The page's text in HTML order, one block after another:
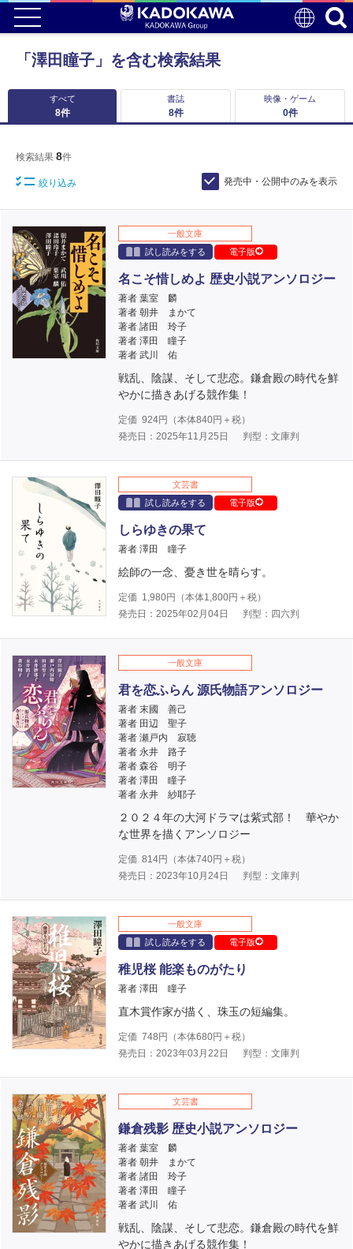
「澤田瞳子」を含む検索結果
すべて
8件
書誌
8件
映像・ゲーム
0件
検索結果 8件
絞り込み 発売中・公開中のみを表示
一般文庫
試し読みをする
電子版
名こそ惜しめよ 歴史小説アンソロジー
著者 葉室 麟
著者 朝井 まかて
著者 諸田 玲子
著者 澤田 瞳子
著者 武川 佑
戦乱、陰謀、そして悲恋。鎌倉殿の時代を鮮
やかに描きあげる競作集！
定価 924円（本体840円＋税）
発売日：2025年11月25日
判型：文庫判
文芸書
試し読みをする
電子版
しらゆきの果て
著者 澤田 瞳子
絵師の一念、憂き世を晴らす。
定価 1,980円（本体1,800円＋税）
発売日：2025年02月04日
判型：四六判
一般文庫
君を恋ふらん 源氏物語アンソロジー
著者 末國 善己
著者 田辺 聖子
著者 瀬戸内 寂聴
著者 永井 路子
著者 森谷 明子
著者 澤田 瞳子
著者 永井 紗耶子
２０２４年の大河ドラマは紫式部！ 華やか
な世界を描くアンソロジー
定価 814円（本体740円＋税）
発売日：2023年10月24日
判型：文庫判
一般文庫
試し読みをする
電子版
稚児桜 能楽ものがたり
著者 澤田 瞳子
直木賞作家が描く、珠玉の短編集。
定価 748 円（本体680円＋税）
発売日：2023年03月22日
判型：文庫判
文芸書
鎌倉残影 歴史小説アンソロジー
著者 葉室 麟
著者 朝井 まかて
著者 諸田 玲子
著者 澤田 瞳子
著者 武川 佑
戦乱、陰謀、そして悲恋。鎌倉殿の時代を鮮
やかに描きあげる競作集！